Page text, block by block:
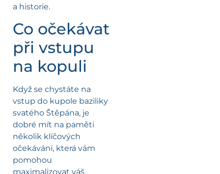
a historie.
Co očekávat
při vstupu
na kopuli
Když se chystáte na
vstup do kupole baziliky
svatého Štěpána, je
dobré mít na paměti
několik klíčových
očekávání, která vám
pomohou
maximalizovat váš